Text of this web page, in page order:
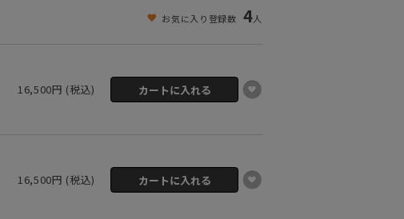
お気に入り登録数 4人
16,500円 (税込)
16,500円 (税込)